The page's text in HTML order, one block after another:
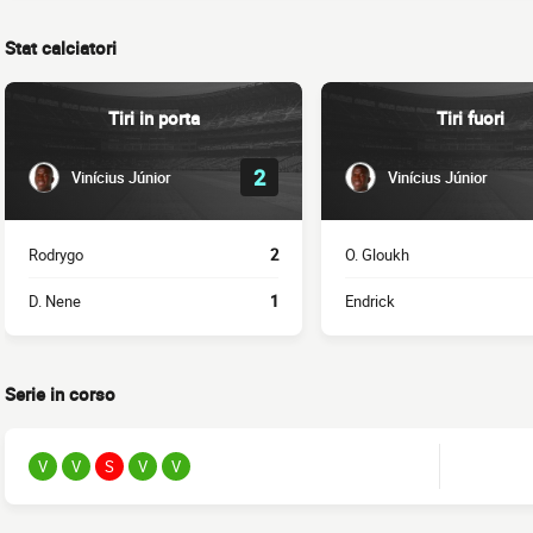
Stat calciatori
Tiri in porta
Vinícius Júnior 2
Rodrygo 2
D. Nene 1
Tiri fuori
Vinícius Júnior
O. Gloukh
Endrick
Serie in corso
V V S V V